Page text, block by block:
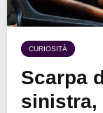
CURIOSITÀ
Scarpa
sinistra,